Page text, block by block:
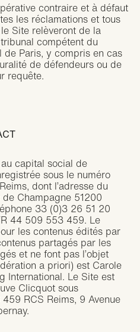
contraire et à défaut
les réclamations et tous
Site relèveront de la
compétent du
de Paris, y compris en cas
de défendeurs ou de
requête.
capital social de
sous le numéro
dont l’adresse du
Champagne 51200
33 (0)3 26 51 20
44 509 553 459. Le
les contenus édités par
partagés par les
et ne font pas l’objet
a priori) est Carole
International. Le Site est
Clicquot sous
RCS Reims, 9 Avenue